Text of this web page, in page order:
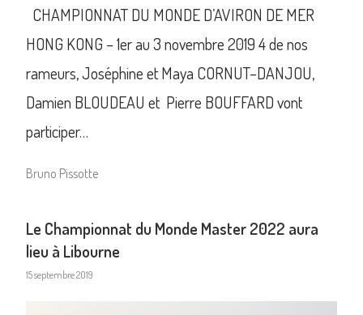
CHAMPIONNAT DU MONDE D’AVIRON DE MER
HONG KONG – 1er au 3 novembre 2019 4 de nos
rameurs, Joséphine et Maya CORNUT–DANJOU,
Damien BLOUDEAU et Pierre BOUFFARD vont
participer…
Bruno Pissotte
Le Championnat du Monde Master 2022 aura
lieu à Libourne
15 septembre 2019